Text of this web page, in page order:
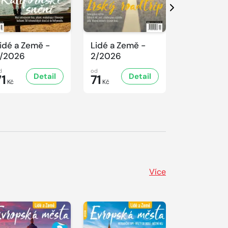
a Země -
2026
Kč
Detail
Lidé a Země -
2/2026
od
71 Kč
Detail
Další
Více